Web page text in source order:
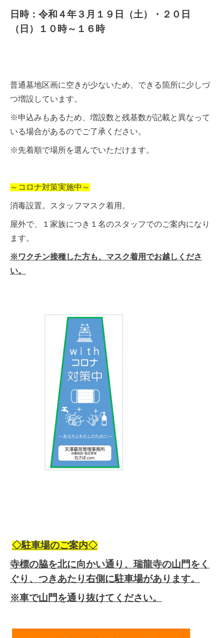
日時：令和４年３月１９日（土）・２０日
（日）１０時～１６時
普通墓地区画に空きが少ないため、できる箇所に少しづ
つ増設しています。
※申込みもあるため、増設数と残基数が記載と異なって
いる場合があるのでご了承ください。
※先着順で場所を選んでいただけます。
～コロナ対策実施中～
消毒設置。スタッフマスク着用。
屋外で、１家族につき１名のスタッフでのご案内になり
ます。
※ワクチン接種した方も、マスク着用でお越しくださ
い。
◇駐車場のご案内◇
寺標の脇を北に向かい通り、瑞龍寺の山門をく
ぐり、つきあたり右側に駐車場があります。
※車で山門を通り抜けてください。